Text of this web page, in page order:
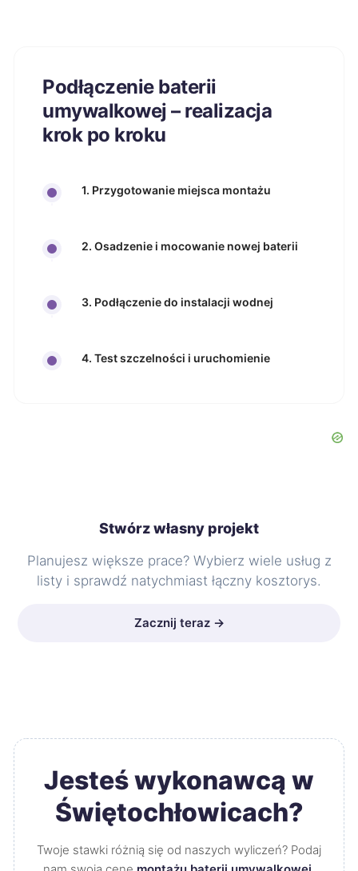
Podłączenie baterii
umywalkowej – realizacja
krok po kroku
1. Przygotowanie miejsca montażu
2. Osadzenie i mocowanie nowej baterii
3. Podłączenie do instalacji wodnej
4. Test szczelności i uruchomienie
Stwórz własny projekt
Planujesz większe prace? Wybierz wiele usług z
listy i sprawdź natychmiast łączny kosztorys.
Zacznij teraz →
Jesteś wykonawcą w
Świętochłowicach?
Twoje stawki różnią się od naszych wyliczeń? Podaj